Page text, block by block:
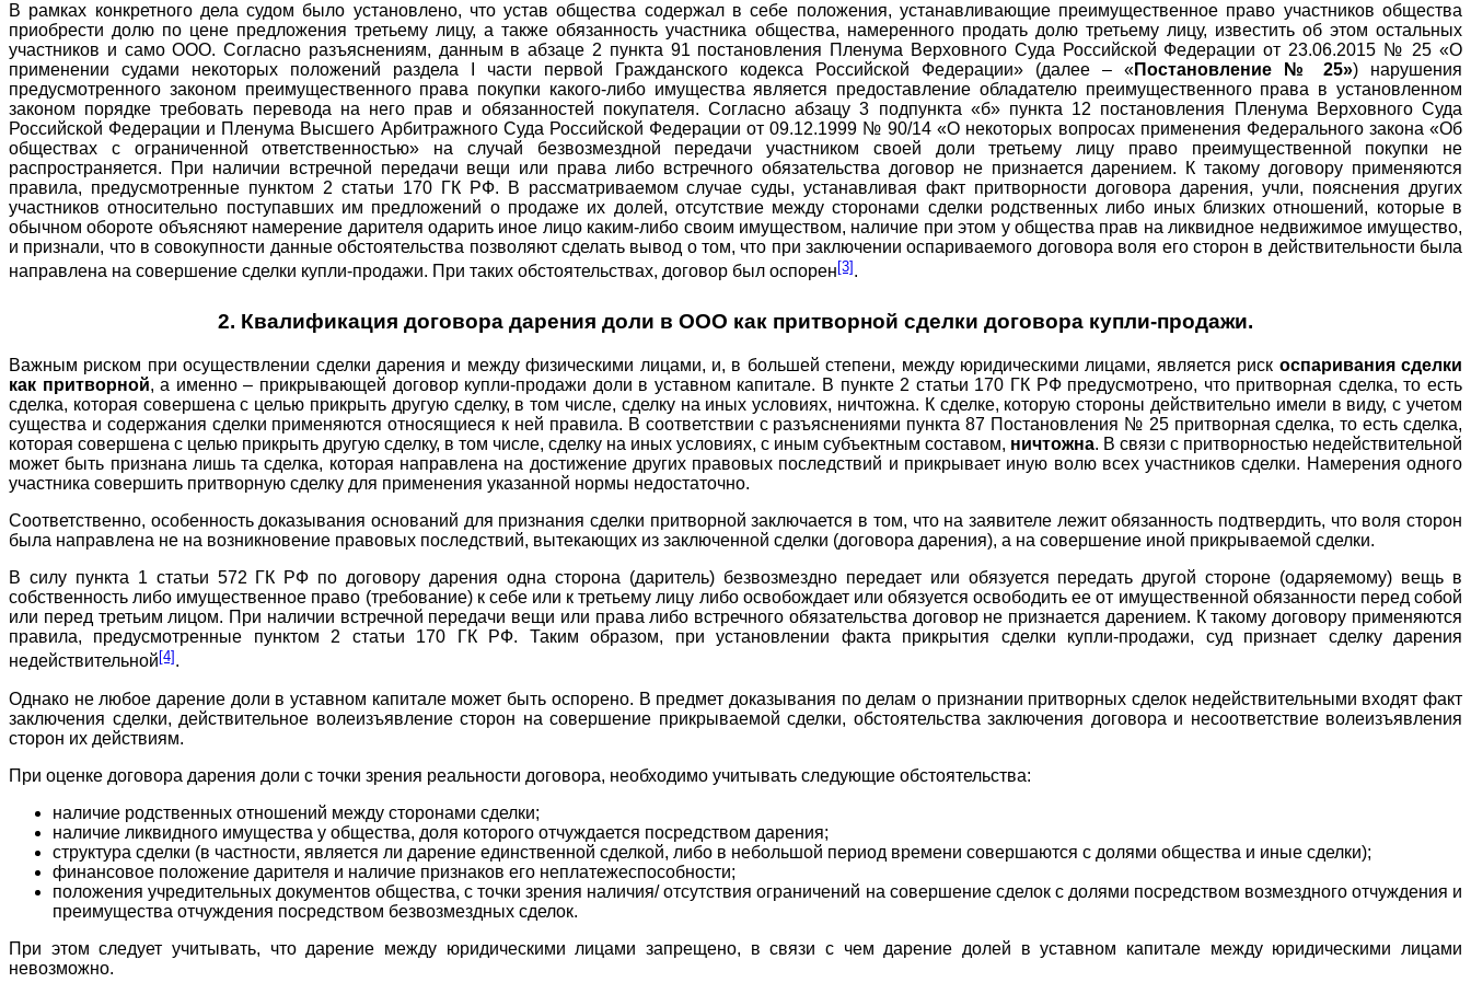
В рамках конкретного дела судом было установлено, что устав общества содержал в себе положения, устанавливающие преимущественное право участников общества
приобрести долю по цене предложения третьему лицу, а также обязанность участника общества, намеренного продать долю третьему лицу, известить об этом остальных
участников и само ООО. Согласно разъяснениям, данным в абзаце 2 пункта 91 постановления Пленума Верховного Суда Российской Федерации от 23.06.2015 № 25 «О
применении судами некоторых положений раздела I части первой Гражданского кодекса Российской Федерации» (далее – «Постановление № 25») нарушения
предусмотренного законом преимущественного права покупки какого-либо имущества является предоставление обладателю преимущественного права в установленном
законом порядке требовать перевода на него прав и обязанностей покупателя. Согласно абзацу 3 подпункта «б» пункта 12 постановления Пленума Верховного Суда
Российской Федерации и Пленума Высшего Арбитражного Суда Российской Федерации от 09.12.1999 № 90/14 «О некоторых вопросах применения Федерального закона «Об
обществах с ограниченной ответственностью» на случай безвозмездной передачи участником своей доли третьему лицу право преимущественной покупки не
распространяется. При наличии встречной передачи вещи или права либо встречного обязательства договор не признается дарением. К такому договору применяются
правила, предусмотренные пунктом 2 статьи 170 ГК РФ. В рассматриваемом случае суды, устанавливая факт притворности договора дарения, учли, пояснения других
участников относительно поступавших им предложений о продаже их долей, отсутствие между сторонами сделки родственных либо иных близких отношений, которые в
обычном обороте объясняют намерение дарителя одарить иное лицо каким-либо своим имуществом, наличие при этом у общества прав на ликвидное недвижимое имущество,
и признали, что в совокупности данные обстоятельства позволяют сделать вывод о том, что при заключении оспариваемого договора воля его сторон в действительности была
направлена на совершение сделки купли-продажи. При таких обстоятельствах, договор был оспорен[3].
2. Квалификация договора дарения доли в ООО как притворной сделки договора купли-продажи.
Важным риском при осуществлении сделки дарения и между физическими лицами, и, в большей степени, между юридическими лицами, является риск оспаривания сделки
как притворной, а именно – прикрывающей договор купли-продажи доли в уставном капитале. В пункте 2 статьи 170 ГК РФ предусмотрено, что притворная сделка, то есть
сделка, которая совершена с целью прикрыть другую сделку, в том числе, сделку на иных условиях, ничтожна. К сделке, которую стороны действительно имели в виду, с учетом
существа и содержания сделки применяются относящиеся к ней правила. В соответствии с разъяснениями пункта 87 Постановления № 25 притворная сделка, то есть сделка,
которая совершена с целью прикрыть другую сделку, в том числе, сделку на иных условиях, с иным субъектным составом, ничтожна. В связи с притворностью недействительной
может быть признана лишь та сделка, которая направлена на достижение других правовых последствий и прикрывает иную волю всех участников сделки. Намерения одного
участника совершить притворную сделку для применения указанной нормы недостаточно.
Соответственно, особенность доказывания оснований для признания сделки притворной заключается в том, что на заявителе лежит обязанность подтвердить, что воля сторон
была направлена не на возникновение правовых последствий, вытекающих из заключенной сделки (договора дарения), а на совершение иной прикрываемой сделки.
В силу пункта 1 статьи 572 ГК РФ по договору дарения одна сторона (даритель) безвозмездно передает или обязуется передать другой стороне (одаряемому) вещь в
собственность либо имущественное право (требование) к себе или к третьему лицу либо освобождает или обязуется освободить ее от имущественной обязанности перед собой
или перед третьим лицом. При наличии встречной передачи вещи или права либо встречного обязательства договор не признается дарением. К такому договору применяются
правила, предусмотренные пунктом 2 статьи 170 ГК РФ. Таким образом, при установлении факта прикрытия сделки купли-продажи, суд признает сделку дарения
недействительной[4].
Однако не любое дарение доли в уставном капитале может быть оспорено. В предмет доказывания по делам о признании притворных сделок недействительными входят факт
заключения сделки, действительное волеизъявление сторон на совершение прикрываемой сделки, обстоятельства заключения договора и несоответствие волеизъявления
сторон их действиям.
При оценке договора дарения доли с точки зрения реальности договора, необходимо учитывать следующие обстоятельства:
наличие родственных отношений между сторонами сделки;
наличие ликвидного имущества у общества, доля которого отчуждается посредством дарения;
структура сделки (в частности, является ли дарение единственной сделкой, либо в небольшой период времени совершаются с долями общества и иные сделки);
финансовое положение дарителя и наличие признаков его неплатежеспособности;
положения учредительных документов общества, с точки зрения наличия/ отсутствия ограничений на совершение сделок с долями посредством возмездного отчуждения и
преимущества отчуждения посредством безвозмездных сделок.
При этом следует учитывать, что дарение между юридическими лицами запрещено, в связи с чем дарение долей в уставном капитале между юридическими лицами
невозможно.